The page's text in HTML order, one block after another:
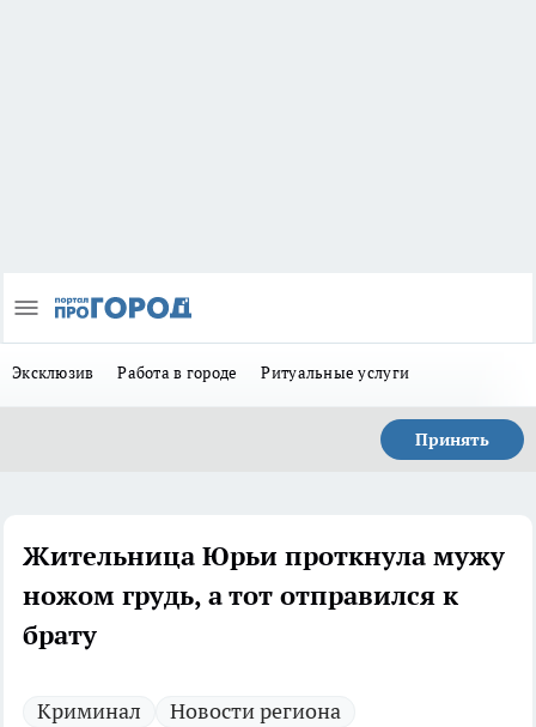
Эксклюзив Работа в городе Ритуальные услуги
Принять
Жительница Юрьи проткнула мужу
ножом грудь, а тот отправился к
брату
Криминал Новости региона